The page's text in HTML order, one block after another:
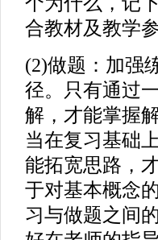
合教材及教学
(2)做题：加强
径。只有通过
解，才能掌握
当在复习基础
能拓宽思路，
于对基本概念
习与做题之间